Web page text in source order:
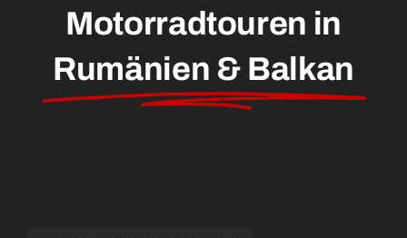
Motorradtouren in
Rumänien & Balkan